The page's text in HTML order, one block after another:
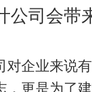
公司会带
企业来说
，更是为了